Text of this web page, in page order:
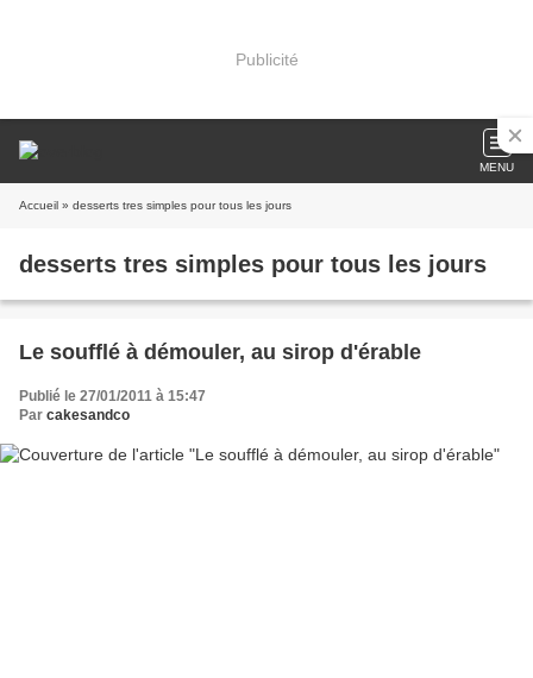
Publicité
MENU
Accueil » desserts tres simples pour tous les jours
desserts tres simples pour tous les jours
Le soufflé à démouler, au sirop d'érable
Publié le 27/01/2011 à 15:47
Par cakesandco